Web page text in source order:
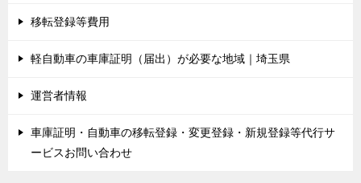
移転登録等費用
軽自動車の車庫証明（届出）が必要な地域｜埼玉県
運営者情報
車庫証明・自動車の移転登録・変更登録・新規登録等代行サ
ービスお問い合わせ